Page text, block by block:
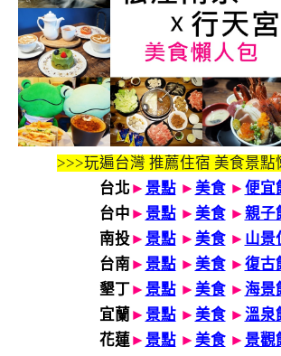
>>>玩遍台灣 推薦住宿 美食景點
台北 ► 景點 ► 美食► 便宜
台中 ► 景點 ► 美食► 親子
南投► 景點 ► 美食► 山景
台南► 景點 ► 美食► 復古
墾丁► 景點 ► 美食► 海景
宜蘭 ► 景點 ► 美食► 溫泉
花蓮► 景點 ► 美食► 景觀